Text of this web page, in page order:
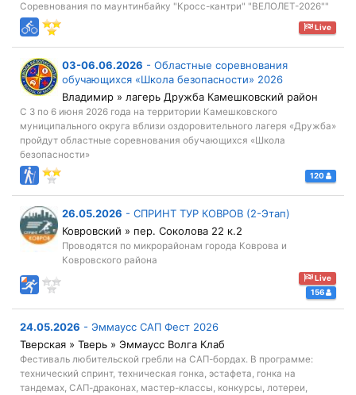
Соревнования по маунтинбайку "Кросс-кантри" "ВЕЛОЛЕТ-2026""
Live
03-06.06.2026 - Областные соревнования
обучающихся «Школа безопасности» 2026
Владимир » лагерь Дружба Камешковский район
С 3 по 6 июня 2026 года на территории Камешковского
муниципального округа вблизи оздоровительного лагеря «Дружба»
пройдут областные соревнования обучающихся «Школа
безопасности»
120
26.05.2026 - СПРИНТ ТУР КОВРОВ (2-Этап)
Ковровский » пер. Соколова 22 к.2
Проводятся по микрорайонам города Коврова и
Ковровского района
Live
156
24.05.2026 - Эммаусс САП Фест 2026
Тверская » Тверь » Эммаусс Волга Клаб
Фестиваль любительской гребли на САП-бордах. В программе:
технический спринт, техническая гонка, эстафета, гонка на
тандемах, САП-драконах, мастер-классы, конкурсы, лотереи,